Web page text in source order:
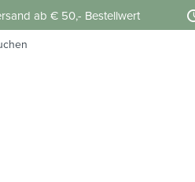
ab € 50,- Bestellwert